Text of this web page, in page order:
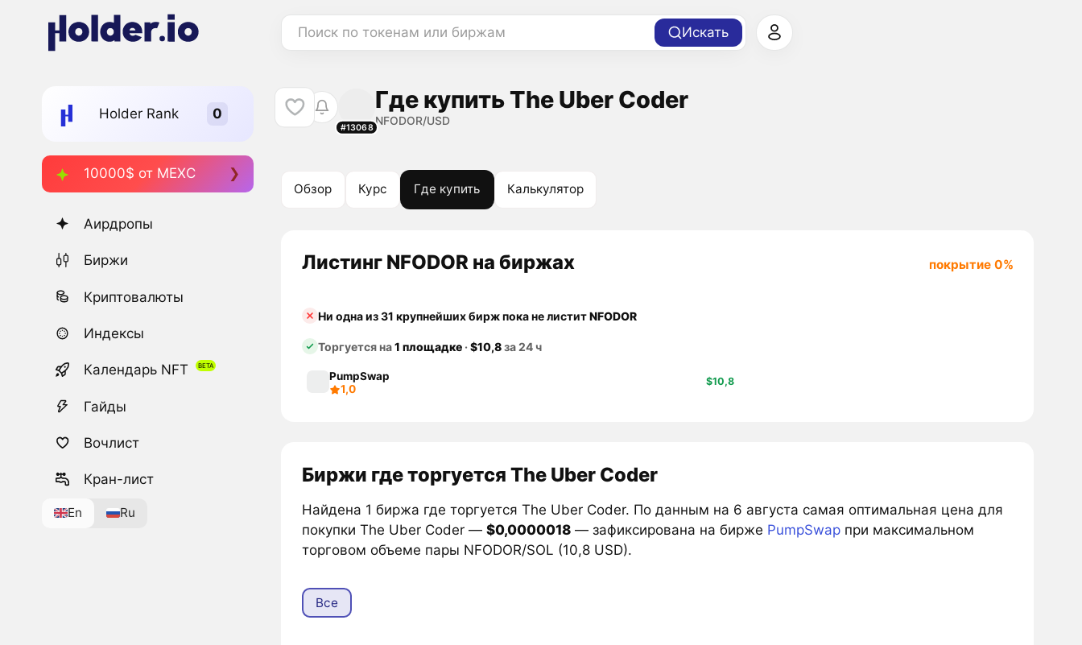
Поиск по токенам или биржам Искать
Holder Rank
10000$ от MEXC
Аирдропы
Биржи
Криптовалюты
Индексы
Календарь NFT
Гайды
Вочлист
Кран-лист
En Ru
#13068
Где купить The Uber Coder
NFODOR/USD
Обзор Курс Где купить Калькулятор
Листинг NFODOR на биржах покрытие 0%
Ни одна из 31 крупнейших бирж пока не листитNFODOR
Торгуется на1 площадке·$10,8за 24 ч
PumpSwap
1,0
$10,8
Биржи где торгуется The Uber Coder
Найдена 1 биржа где торгуется The Uber Coder. По данным на 6 августа самая оптимальная цена для
покупки The Uber Coder — $0,0000018— зафиксирована на бирже PumpSwapпри максимальном
торговом объеме пары NFODOR/SOL (10,8 USD).
Все